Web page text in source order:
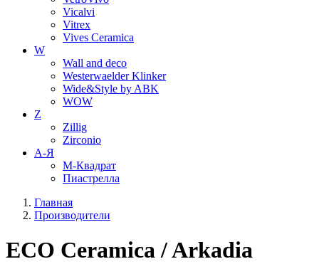
Vicalvi
Vitrex
Vives Ceramica
W
Wall and deco
Westerwaelder Klinker
Wide&Style by ABK
WOW
Z
Zillig
Zirconio
А-Я
М-Квадрат
Пиастрелла
Главная
Производители
ECO Ceramica / Arkadia